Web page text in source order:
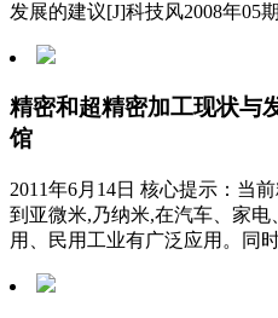
发展的建议[J]科技风2008年05
精密和超精密加工现状与
馆
2011年6月14日 核心提示：当
到亚微米,乃纳米,在汽车、家
用、民用工业有广泛应用。同